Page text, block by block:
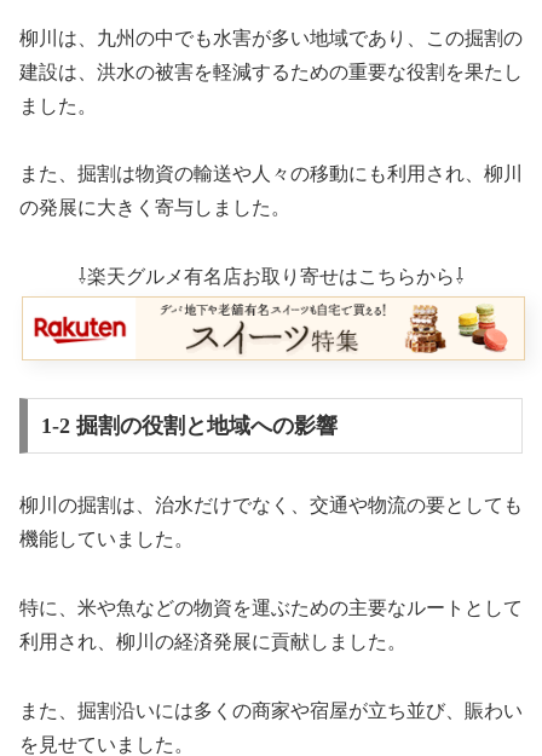
柳川は、九州の中でも水害が多い地域であり、この掘割の
建設は、洪水の被害を軽減するための重要な役割を果たし
ました。
また、掘割は物資の輸送や人々の移動にも利用され、柳川
の発展に大きく寄与しました。
⇩楽天グルメ有名店お取り寄せはこちらから⇩
1-2 掘割の役割と地域への影響
柳川の掘割は、治水だけでなく、交通や物流の要としても
機能していました。
特に、米や魚などの物資を運ぶための主要なルートとして
利用され、柳川の経済発展に貢献しました。
また、掘割沿いには多くの商家や宿屋が立ち並び、賑わい
を見せていました。